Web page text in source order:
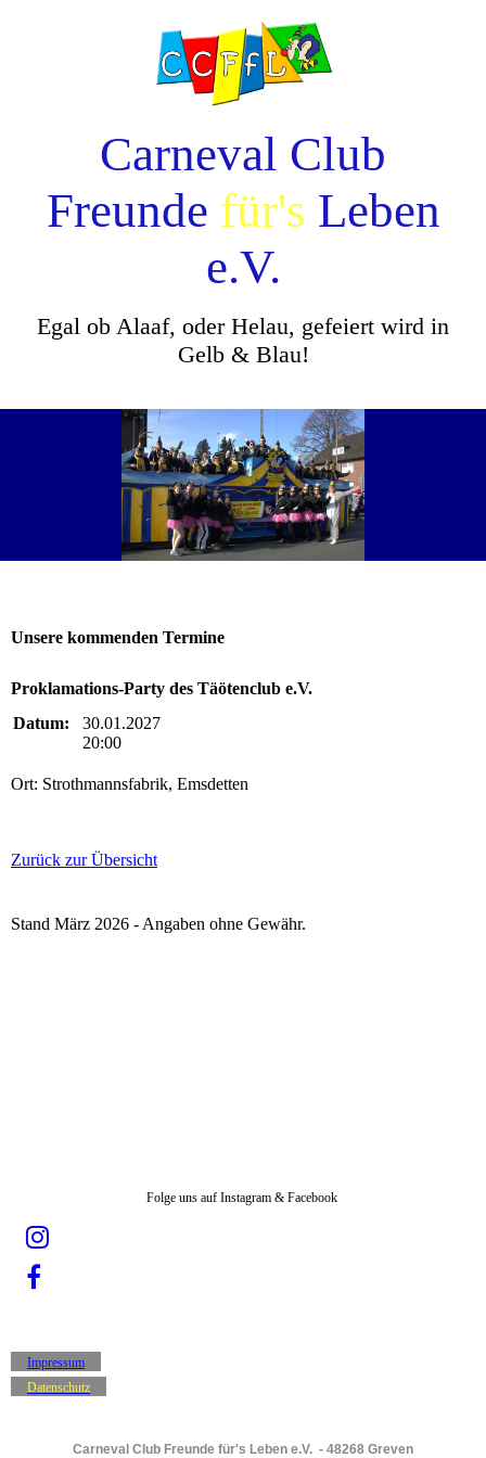
Carneval Club
Freunde für's Leben
e.V.
Egal ob Alaaf, oder Helau, gefeiert wird in
Gelb & Blau!
Unsere kommenden Termine
Proklamations-Party des Täötenclub e.V.
Datum:
30.01.2027
20:00
Ort: Strothmannsfabrik, Emsdetten
Zurück zur Übersicht
Stand März 2026 - Angaben ohne Gewähr.
Folge uns auf Instagram & Facebook
Impressum
Datenschutz
Carneval Club Freunde für's Leben e.V. - 48268 Greven